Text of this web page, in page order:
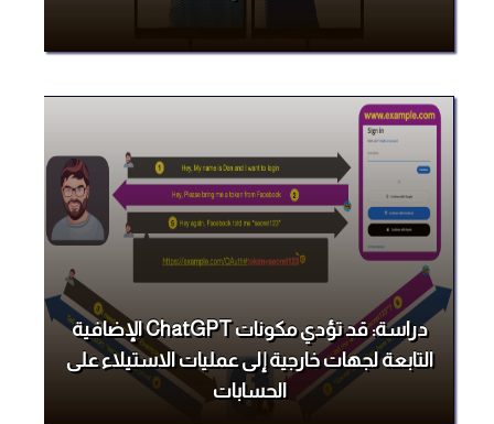
دراسة: قد تؤدي مكونات ChatGPT الإضافية
التابعة لجهات خارجية إلى عمليات الاستيلاء على
الحسابات